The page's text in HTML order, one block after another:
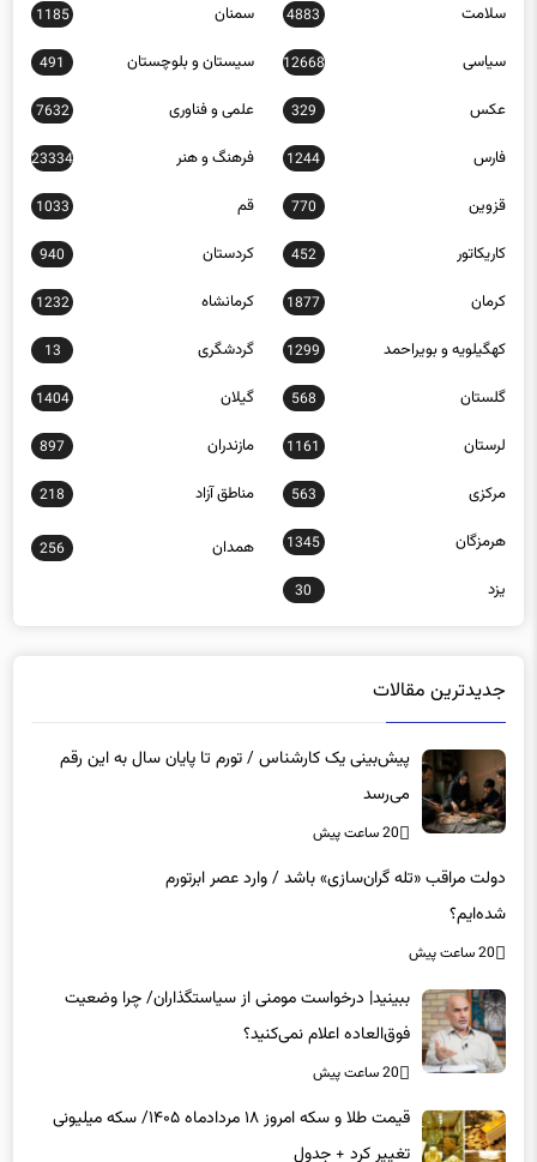
سلامت 4883 سمنان 1185
سیاسی 12668 سیستان و بلوچستان 491
عکس 329 علمی و فناوری 7632
فارس 1244 فرهنگ و هنر 23334
قزوین 770 قم 1033
کاریکاتور 452 کردستان 940
کرمان 1877 کرمانشاه 1232
کهگیلویه و بویراحمد 1299 گردشگری 13
گلستان 568 گیلان 1404
لرستان 1161 مازندران 897
مرکزی 563 مناطق آزاد 218
هرمزگان 1345 همدان 256
یزد 30
جدیدترین مقالات
پیش‌بینی یک کارشناس / تورم تا پایان سال به این رقم
می‌رسد
20 ساعت پیش
دولت مراقب «تله گران‌سازی» باشد / وارد عصر ابرتورم
شده‌ایم؟
20 ساعت پیش
ببینید| درخواست مومنی از سیاستگذاران/ چرا وضعیت
فوق‌العاده اعلام نمی‌کنید؟
20 ساعت پیش
قیمت طلا و سکه امروز ۱۸ مردادماه ۱۴۰۵/ سکه میلیونی
تغییر کرد + جدول